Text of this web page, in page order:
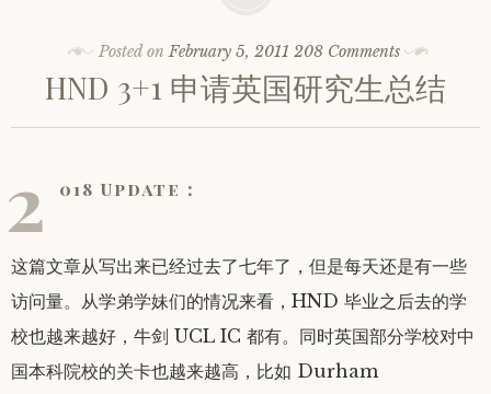
Posted onFebruary 5, 2011 208 Comments
HND 3+1 申请英国研究生总结
2 018 Update：
这篇文章从写出来已经过去了七年了，但是每天还是有一些
访问量。从学弟学妹们的情况来看，HND 毕业之后去的学
校也越来越好，牛剑 UCL IC 都有。同时英国部分学校对中
国本科院校的关卡也越来越高，比如 Durham